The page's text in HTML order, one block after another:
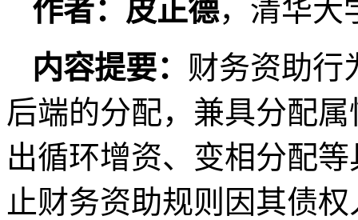
作者：皮正德，清华大
内容提要： 财务资助行
后端的分配，兼具分配
出循环增资、变相分配
止财务资助规则因其债